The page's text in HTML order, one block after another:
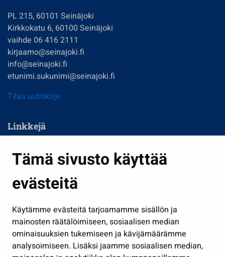
Tämä sivusto käyttää
evästeitä
Käytämme evästeitä tarjoamamme sisällön ja
mainosten räätälöimiseen, sosiaalisen median
ominaisuuksien tukemiseen ja kävijämäärämme
analysoimiseen. Lisäksi jaamme sosiaalisen median,
PL 215, 60101 Seinäjoki
Kirkkokatu 6, 60100 Seinäjoki
vaihde 06 416 2111
kirjaamo@seinajoki.fi
info@seinajoki.fi
etunimi.sukunimi@seinajoki.fi
Tilaa uutiskirje
Linkkejä
Kasvatus ja opetus
Kulttuuri ja liikunta
Työ ja yrittäminen
Osallistu ja asioi
Näytä omat evästeasetukseni